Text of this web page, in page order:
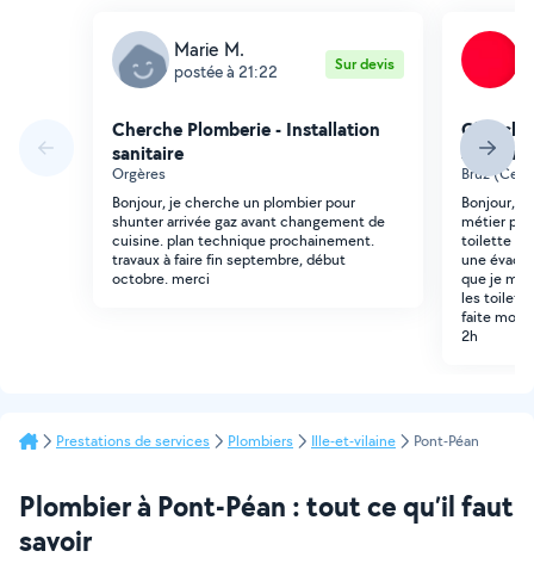
Marie M.
postée à 21:22 Sur devis
Cherche Plomberie - Installation
sanitaire
Orgères
Bonjour, je cherche un plombier pour
shunter arrivée gaz avant changement de
cuisine. plan technique prochainement.
travaux à faire fin septembre, début
octobre. merci
sanitaire
Bruz
Bonjour,
métier
toilette
une
que je
les
faite moi
2h
Prestations de services Plombiers Ille-et-vilaine Pont-Péan
Plombier à Pont-Péan : tout ce qu’il faut
savoir